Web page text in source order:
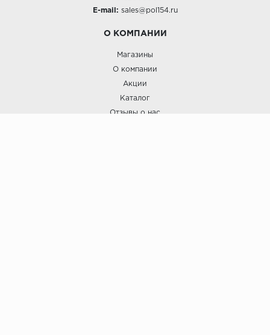
E-mail: sales@pol154.ru
О КОМПАНИИ
Магазины
О компании
Акции
Каталог
Отзывы о нас